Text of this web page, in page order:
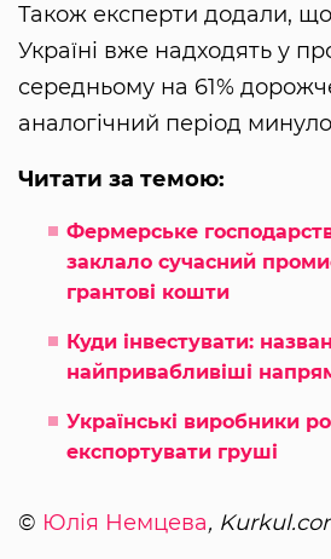
Також експерти додали,
Україні вже надходять у
середньому на 61%
аналогічний період
Читати за темою:
Фермерське
заклало сучасний
грантові кошти
Куди інвестувати:
найпривабливіші
Українські виробники
експортувати груші
© Юлія Немцева,